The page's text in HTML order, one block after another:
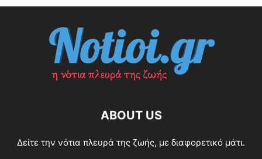
ABOUT US
Δείτε την νότια πλευρά της ζωής, με διαφορετικό μάτι.